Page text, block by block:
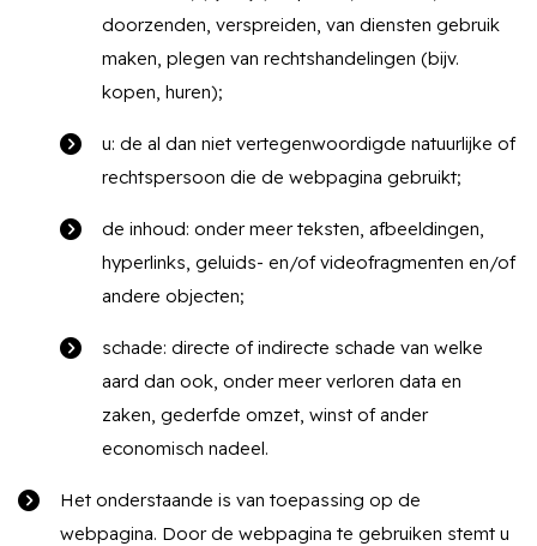
doorzenden, verspreiden, van diensten gebruik
maken, plegen van rechtshandelingen (bijv.
kopen, huren);
u: de al dan niet vertegenwoordigde natuurlijke of
rechtspersoon die de webpagina gebruikt;
de inhoud: onder meer teksten, afbeeldingen,
hyperlinks, geluids- en/of videofragmenten en/of
andere objecten;
schade: directe of indirecte schade van welke
aard dan ook, onder meer verloren data en
zaken, gederfde omzet, winst of ander
economisch nadeel.
Het onderstaande is van toepassing op de
webpagina. Door de webpagina te gebruiken stemt u